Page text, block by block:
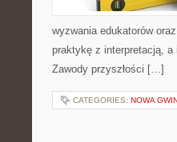
wyzwania edukatorów
praktykę z interpretacją, a
Zawody przyszłości […]
CATEGORIES: NOWA